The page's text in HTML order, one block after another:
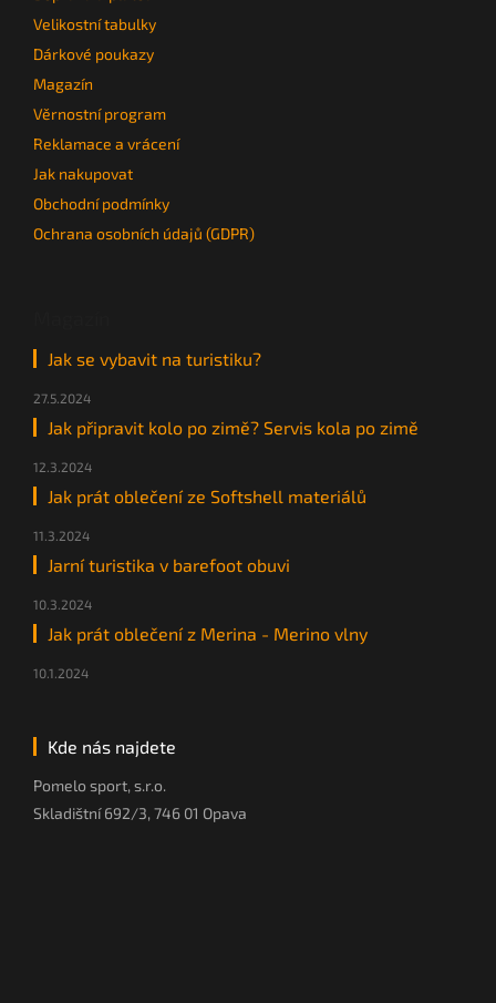
Velikostní tabulky
Dárkové poukazy
Magazín
Věrnostní program
Reklamace a vrácení
Jak nakupovat
Obchodní podmínky
Ochrana osobních údajů (GDPR)
Jak se vybavit na turistiku?
27.5.2024
Jak připravit kolo po zimě? Servis kola po zimě
12.3.2024
Jak prát oblečení ze Softshell materiálů
11.3.2024
Jarní turistika v barefoot obuvi
10.3.2024
Jak prát oblečení z Merina - Merino vlny
10.1.2024
Kde nás najdete
Pomelo sport, s.r.o.
Skladištní 692/3, 746 01 Opava